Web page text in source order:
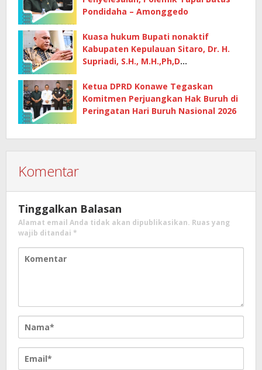
Pondidaha – Amonggedo
Kuasa hukum Bupati nonaktif
Kabupaten Kepulauan Sitaro, Dr. H.
Supriadi, S.H., M.H.,Ph,D
kerugian negara
Ketua DPRD Konawe Tegaskan
Komitmen Perjuangkan Hak Buruh di
Peringatan Hari Buruh Nasional 2026
Komentar
Tinggalkan Balasan
Alamat email Anda tidak akan dipublikasikan. Ruas yang
wajib ditandai *